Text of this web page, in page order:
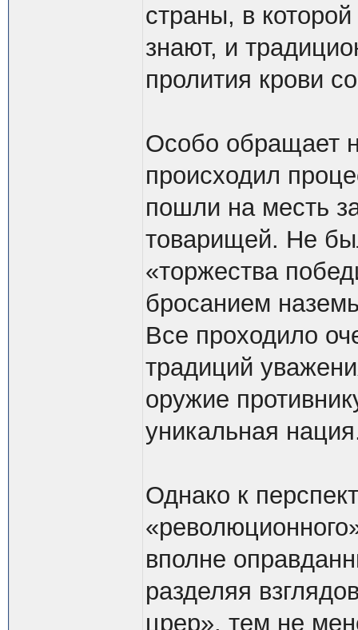
страны, в
знают, и
пролития крови
Особо обращает
происходил
пошли на месть
товарищей. Не
«торжества
бросанием
Все проходило
традиций
оружие
уникальная
Однако к
вполне
разделяя
црер», тем не